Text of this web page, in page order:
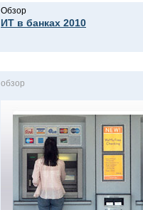
Обзор
ИТ в банках 2010
oбзор